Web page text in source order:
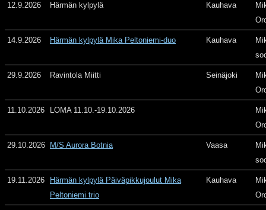
12.9.2026 Härmän kylpylä Kauhava
14.9.2026 Härmän kylpylä Mika Peltoniemi-duo Kauhava
29.9.2026 Ravintola Miitti Seinäjoki
11.10.2026 LOMA 11.10.-19.10.2026
29.10.2026 M/S Aurora Botnia Vaasa
19.11.2026
Härmän kylpylä Päiväpikkujoulut Mika
Peltoniemi trio
Kauhava